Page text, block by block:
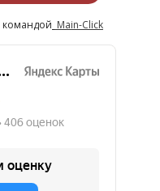
командой Main-Click